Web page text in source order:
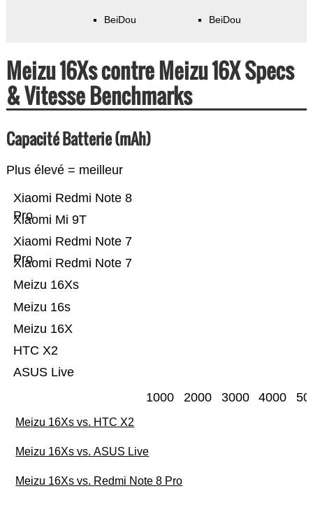
BeiDou BeiDou
Meizu 16Xs contre Meizu 16X Specs
& Vitesse Benchmarks
Capacité Batterie (mAh)
Plus élevé = meilleur
ASUS Live
HTC X2
Meizu 16X
Meizu 16s
Meizu 16Xs
Xiaomi Redmi Note 7
Xiaomi Redmi Note 7
Pro
Xiaomi Mi 9T
Xiaomi Redmi Note 8
Pro
1000 2000 3000 4000
Meizu 16Xs vs. HTC X2
Meizu 16Xs vs. ASUS Live
Meizu 16Xs vs. Redmi Note 8 Pro